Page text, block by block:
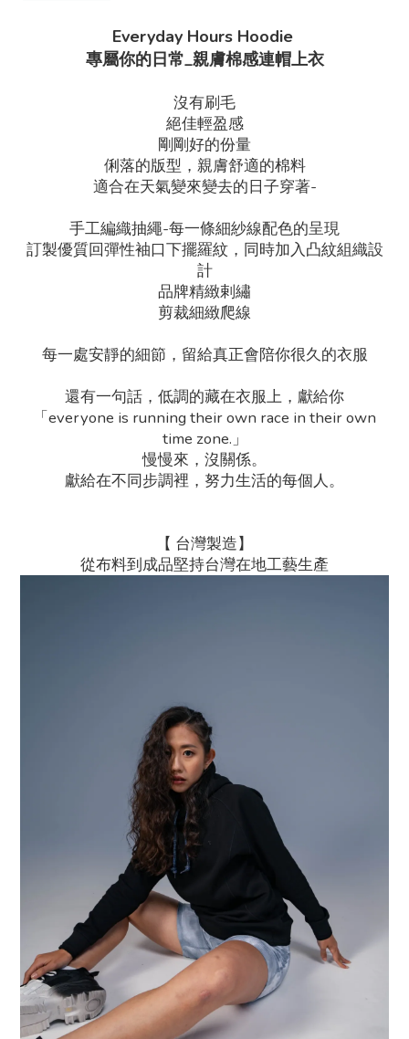
Everyday Hours Hoodie
專屬你的日常_親膚棉感連帽上衣
沒有刷毛
絕佳輕盈感
剛剛好的份量
俐落的版型，親膚舒適的棉料
適合在天氣變來變去的日子穿著-
手工編織抽繩-每一條細紗線配色的呈現
訂製優質回彈性袖口下擺羅紋，同時加入凸紋組織設
計
品牌精緻剌繡
剪裁細緻爬線
每一處安靜的細節，留給真正會陪你很久的衣服
還有一句話，低調的藏在衣服上，獻給你
「everyone is running their own race in their own
time zone.」
慢慢來，沒關係。
獻給在不同步調裡，努力生活的每個人。
【 台灣製造】
從布料到成品堅持台灣在地工藝生產